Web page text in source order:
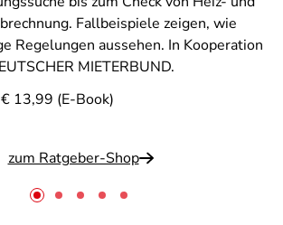
Fallbeispiele zeigen, wie
Regelungen aussehen. In Kooperation
MIETERBUND.
13,99 (E-Book)
zum Ratgeber-Shop